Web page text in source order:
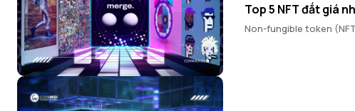
Top 5 NFT đắt giá
Non-fungible token